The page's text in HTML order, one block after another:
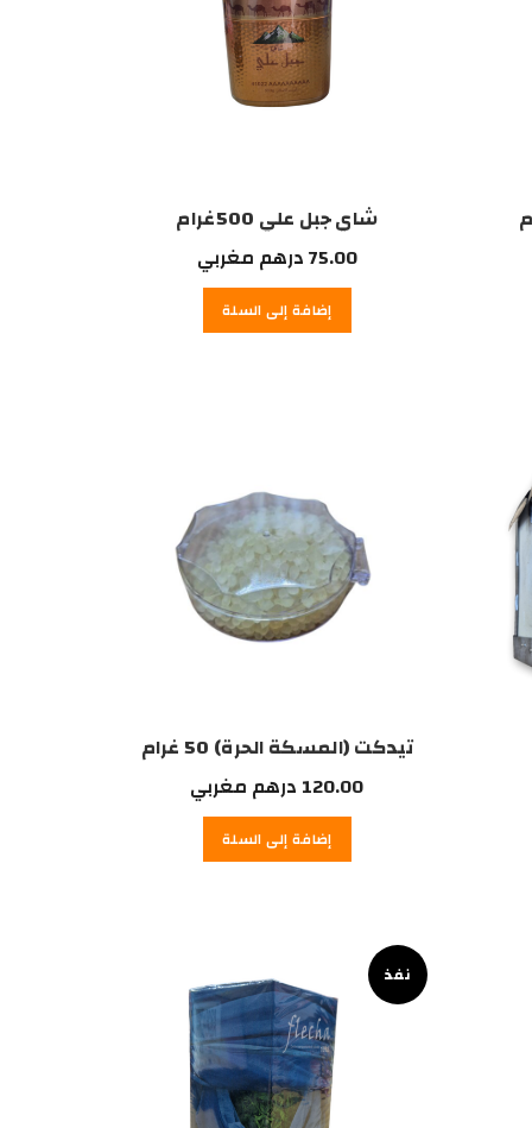
شاي جبل علي 500غرام
75.00درهم مغربي
إضافة إلى السلة
تيدكت (المسكة الحرة) 50 غرام
120.00 درهم مغربي
إضافة إلى السلة
نفذ